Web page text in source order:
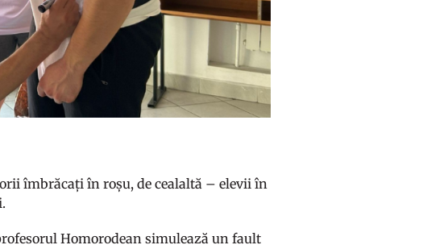
îmbrăcați în roșu, de cealaltă – elevii în
Homorodean simulează un fault